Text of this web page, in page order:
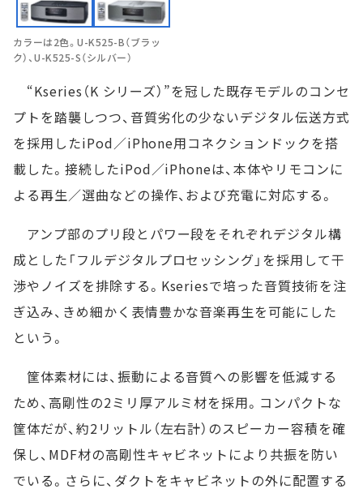
カラーは2色。U-K525-B（ブラッ
ク）、U-K525-S（シルバー）
“Kseries（K シリーズ）”を冠した既存モデルのコンセ
プトを踏襲しつつ、音質劣化の少ないデジタル伝送方式
を採用したiPod／iPhone用コネクションドックを搭
載した。接続したiPod／iPhoneは、本体やリモコンに
よる再生／選曲などの操作、および充電に対応する。
アンプ部のプリ段とパワー段をそれぞれデジタル構
成とした「フルデジタルプロセッシング」を採用して干
渉やノイズを排除する。Kseriesで培った音質技術を注
ぎ込み、きめ細かく表情豊かな音楽再生を可能にした
という。
筐体素材には、振動による音質への影響を低減する
ため、高剛性の2ミリ厚アルミ材を採用。コンパクトな
筐体だが、約2リットル（左右計）のスピーカー容積を確
保し、MDF材の高剛性キャビネットにより共振を防い
でいる。さらに、ダクトをキャビネットの外に配置する